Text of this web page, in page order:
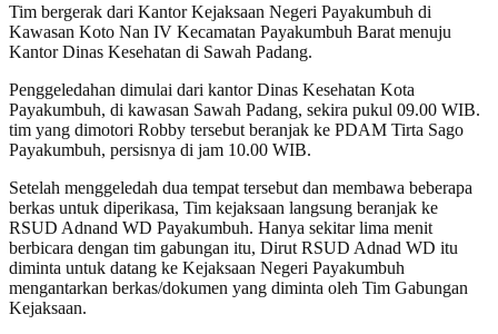
Tim bergerak dari Kantor Kejaksaan Negeri Payakumbuh di
Kawasan Koto Nan IV Kecamatan Payakumbuh Barat menuju
Kantor Dinas Kesehatan di Sawah Padang.
Penggeledahan dimulai dari kantor Dinas Kesehatan Kota
Payakumbuh, di kawasan Sawah Padang, sekira pukul 09.00 WIB.
tim yang dimotori Robby tersebut beranjak ke PDAM Tirta Sago
Payakumbuh, persisnya di jam 10.00 WIB.
Setelah menggeledah dua tempat tersebut dan membawa beberapa
berkas untuk diperikasa, Tim kejaksaan langsung beranjak ke
RSUD Adnand WD Payakumbuh. Hanya sekitar lima menit
berbicara dengan tim gabungan itu, Dirut RSUD Adnad WD itu
diminta untuk datang ke Kejaksaan Negeri Payakumbuh
mengantarkan berkas/dokumen yang diminta oleh Tim Gabungan
Kejaksaan.